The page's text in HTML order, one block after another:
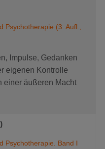
Psychotherapie (3. Aufl.,
Impulse, Gedanken
eigenen Kontrolle
einer äußeren Macht
Psychotherapie. Band I